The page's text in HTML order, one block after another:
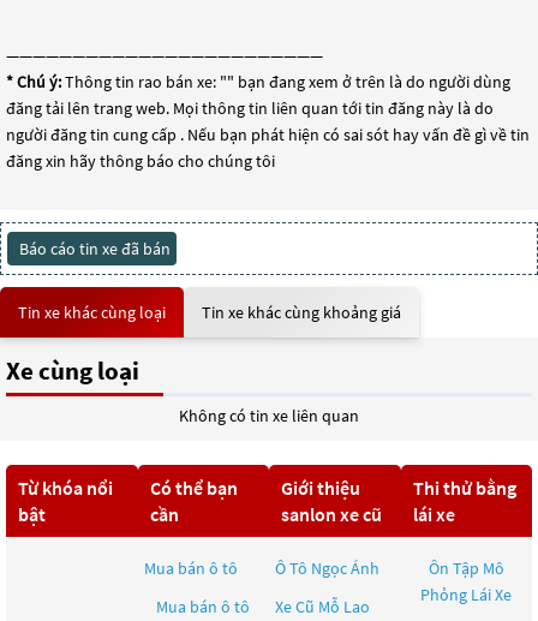
————————————————————————
* Chú ý:Thông tin rao bán xe: "" bạn đang xem ở trên là do người dùng
đăng tải lên trang web. Mọi thông tin liên quan tới tin đăng này là do
người đăng tin cung cấp . Nếu bạn phát hiện có sai sót hay vấn đề gì về tin
đăng xin hãy thông báo cho chúng tôi
Báo cáo tin xe đã bán
Tin xe khác cùng loại Tin xe khác cùng khoảng giá
Xe cùng loại
Không có tin xe liên quan
Từ khóa nổi
bật
Có thể bạn
cần
Mua bán ô tô
Mua bán ô tô
Giới thiệu
sanlon xe cũ
Ô Tô Ngọc Ánh
Xe Cũ Mỗ Lao
Thi thử bằng
lái xe
Ôn Tập Mô
Phỏng Lái Xe